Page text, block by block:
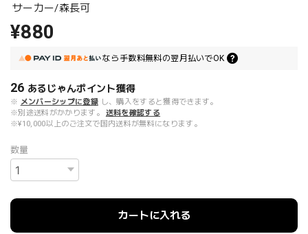
サーカー/森長可
¥880
なら 手数料無料の翌月払いでOK
26 あるじゃんポイント獲得
※ メンバーシップに登録 し、購入をすると獲得できます。
※別途送料がかかります。
送料を確認する
※¥10,000以上のご注文で国内送料が無料になります。
数量
カートに入れる